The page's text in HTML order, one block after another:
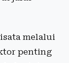
melalui
penting